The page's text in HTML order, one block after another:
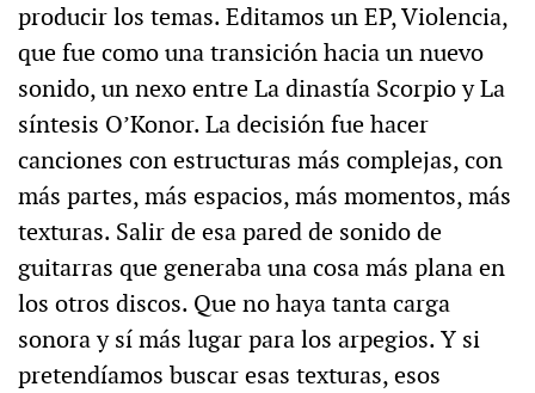
producir los temas. Editamos un EP, Violencia,
que fue como una transición hacia un nuevo
sonido, un nexo entre La dinastía Scorpio y La
síntesis O’Konor. La decisión fue hacer
canciones con estructuras más complejas, con
más partes, más espacios, más momentos, más
texturas. Salir de esa pared de sonido de
guitarras que generaba una cosa más plana en
los otros discos. Que no haya tanta carga
sonora y sí más lugar para los arpegios. Y si
pretendíamos buscar esas texturas, esos